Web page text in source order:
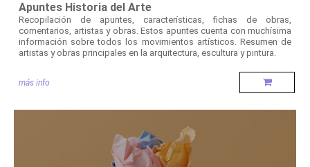
Apuntes Historia del Arte
Recopilación de apuntes, características, fichas de obras,
comentarios, artistas y obras. Estos apuntes cuenta con muchísima
información sobre todos los movimientos artísticos. Resumen de
artistas y obras principales en la arquitectura, escultura y pintura.
más info